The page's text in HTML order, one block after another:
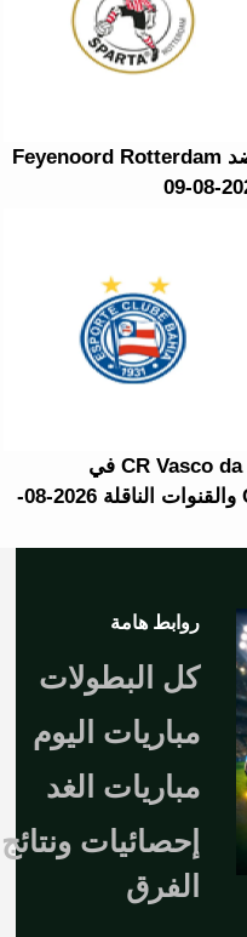
موعد مباراة Sparta Rotterdam ضد Feyenoord Rotterdam
موعد مباراة EC Bahia ضد CR Vasco da Gama في
Campeonato Brasileiro Série A والقنوات الناقلة 2026-08-
روابط هامة
كل البطولات
مباريات اليوم
مباريات الغد
إحصائيات ونتائج
الفرق